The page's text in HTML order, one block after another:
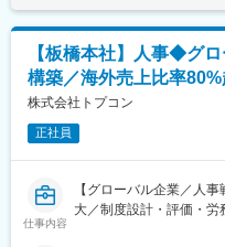
・転勤：当面なし
■当社について
当社は「いのち」と「環
証プライム市場上場メ
世界屈指の「流体制御」
らしを支えています。
・有価証券報告書、統
・監査法人・外部専門
・サステナビリティ開示
◇社内データ・業務プロ
・国内外のグループ会
・温室効果ガス排出量
◇社内外との連携
【板橋本社】人事◆グ
構築／海外売上比率
株式会社トプコン
正社員
仕事内容
【グローバル企業／人
大／制度設計・評価・労